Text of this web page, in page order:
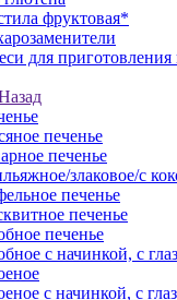
фруктовая*
для приготовления
печенье
печенье
злаковое/с
печенье
печенье
печенье
с начинкой, с
с начинкой, с